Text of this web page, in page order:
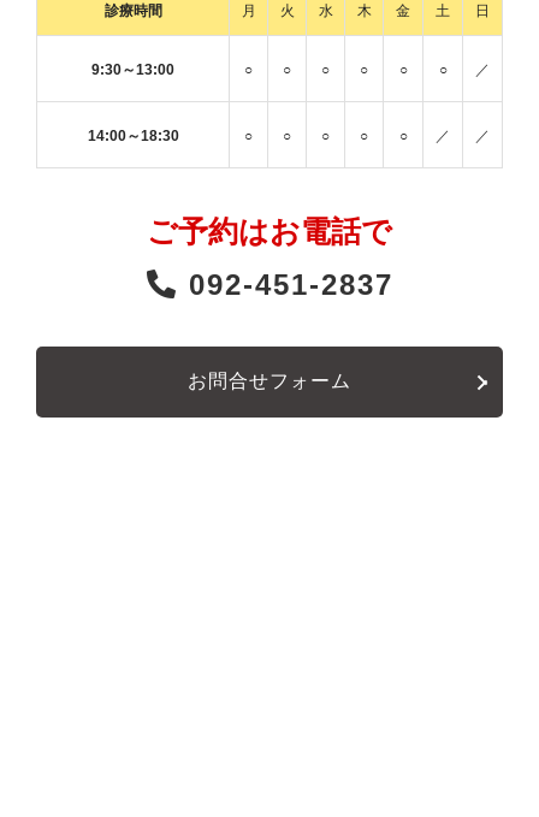
診療時間 月 火 水 木 金 土 日
9:30～13:00 ○ ○ ○ ○ ○ ○ ／
14:00～18:30 ○ ○ ○ ○ ○ ／ ／
ご予約はお電話で
092-451-2837
お問合せフォーム